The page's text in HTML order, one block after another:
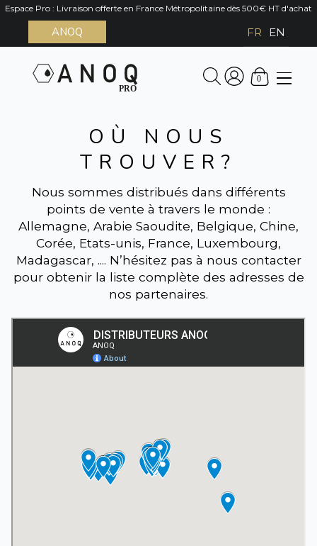
Espace Pro : Livraison offerte en France Métropolitaine dès 500€ HT d'achat
ANOQ FR EN
0
OÙ NOUS
TROUVER?
Nous sommes distribués dans différents
points de vente à travers le monde :
Allemagne, Arabie Saoudite, Belgique, Chine,
Corée, Etats-unis, France, Luxembourg,
Madagascar, .... N’hésitez pas à nous contacter
pour obtenir la liste complète des adresses de
nos partenaires.